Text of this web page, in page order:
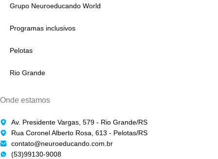
Grupo Neuroeducando World
Programas inclusivos
Pelotas
Rio Grande
Onde estamos
Av. Presidente Vargas, 579 - Rio Grande/RS
Rua Coronel Alberto Rosa, 613 - Pelotas/RS
contato@neuroeducando.com.br
(53)99130-9008